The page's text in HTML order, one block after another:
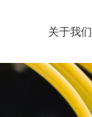
关于我们